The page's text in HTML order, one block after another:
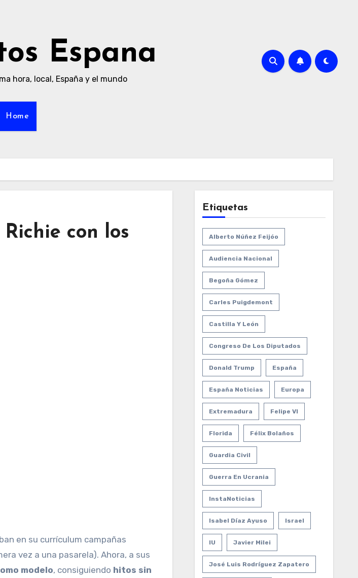
Espana
hora, local, España y el mundo
Home
con los
vez a una pasarela). Ahora, a sus
modelo, consiguiendo hitos sin
Etiquetas
Alberto Núñez Feijóo
Audiencia Nacional
Begoña Gómez
Carles Puigdemont
Castilla Y León
Congreso De Los Diputados
Donald Trump España
España Noticias Europa
Extremadura Felipe VI
Florida Félix Bolaños
Guardia Civil
Guerra En Ucrania
InstaNoticias
Isabel Díaz Ayuso Israel
IU Javier Milei
José Luis Rodríguez Zapatero